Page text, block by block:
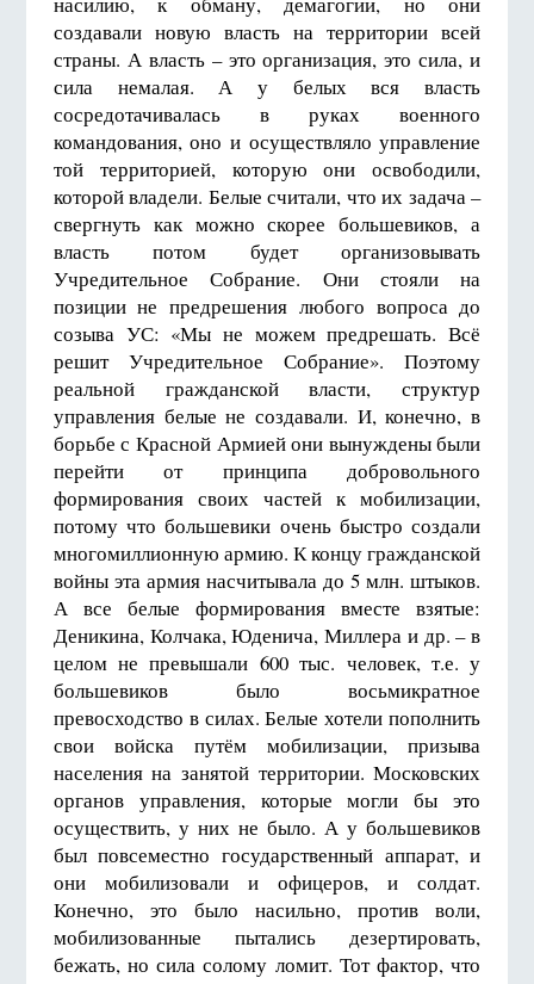
создавали новую власть на территории всей
страны. А власть – это организация, это сила, и
сила немалая. А у белых вся власть
сосредотачивалась в руках военного
командования, оно и осуществляло управление
той территорией, которую они освободили,
которой владели. Белые считали, что их задача –
свергнуть как можно скорее большевиков, а
власть потом будет организовывать
Учредительное Собрание. Они стояли на
позиции не предрешения любого вопроса до
созыва УС: «Мы не можем предрешать. Всё
решит Учредительное Собрание». Поэтому
реальной гражданской власти, структур
управления белые не создавали. И, конечно, в
борьбе с Красной Армией они вынуждены были
перейти от принципа добровольного
формирования своих частей к мобилизации,
потому что большевики очень быстро создали
многомиллионную армию. К концу гражданской
войны эта армия насчитывала до 5 млн. штыков.
А все белые формирования вместе взятые:
Деникина, Колчака, Юденича, Миллера и др. – в
целом не превышали 600 тыс. человек, т.е. у
большевиков было восьмикратное
превосходство в силах. Белые хотели пополнить
свои войска путём мобилизации, призыва
населения на занятой территории. Московских
органов управления, которые могли бы это
осуществить, у них не было. А у большевиков
был повсеместно государственный аппарат, и
они мобилизовали и офицеров, и солдат.
Конечно, это было насильно, против воли,
мобилизованные пытались дезертировать,
бежать, но сила солому ломит. Тот фактор, что